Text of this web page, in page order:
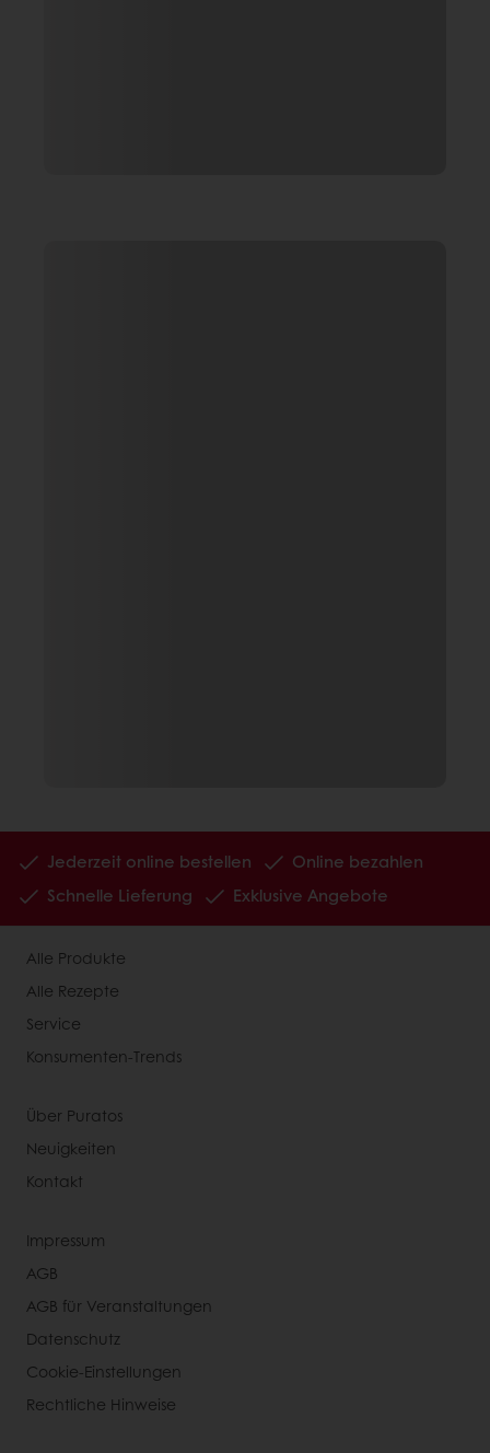
Jederzeit online bestellen
Online bezahlen
Schnelle Lieferung
Exklusive Angebote
Alle Produkte
Alle Rezepte
Service
Konsumenten-Trends
Über Puratos
Neuigkeiten
Kontakt
Impressum
AGB
AGB für Veranstaltungen
Datenschutz
Cookie-Einstellungen
Rechtliche Hinweise